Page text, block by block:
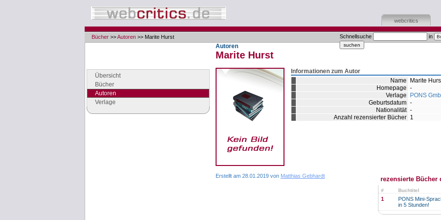
webcritics
Schnellsuche in
Bücher >>Autoren >> Marite Hurst
Übersicht
Bücher
Autoren
Verlage
Autoren
Marite Hurst
Informationen zum Autor
Name
Marite
Homepage -
Verlage
PONS
Geburtsdatum -
Nationalität -
Anzahl rezensierter Bücher 1
rezensierte Bücher
# Buchtitel
1
PONS Mini-
in 5 Stunden!
Erstellt am 28.01.2019 von Matthias Gebhardt